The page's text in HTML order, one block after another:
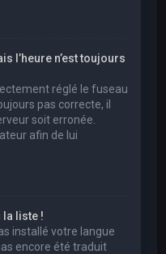
l’heure n’est toujours
réglé le fuseau
pas correcte, il
soit erronée.
afin de lui
la liste !
installé votre langue
encore été traduit